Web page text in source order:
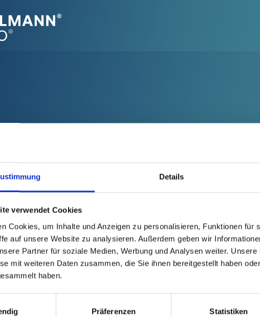
Details
verwendet Cookies
Cookies, um Inhalte und Anzeigen zu personalisieren, Funktionen für
auf unsere Website zu analysieren. Außerdem geben wir
Partner für soziale Medien, Werbung und Analysen weiter.
mit weiteren Daten zusammen, die Sie ihnen bereitgestellt haben
haben.
Präferenzen Statistiken
Pöppelmann
Claremont
NC 28610